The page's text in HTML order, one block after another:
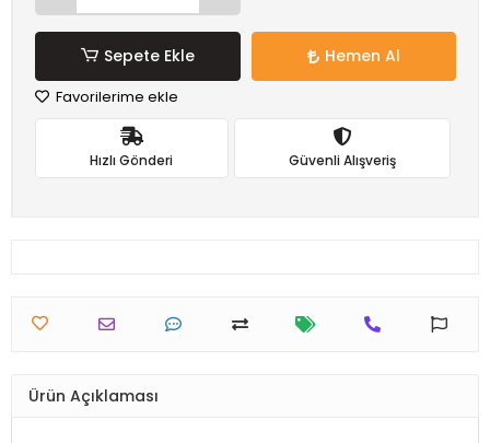
Sepete Ekle Hemen Al
Favorilerime ekle
Hızlı Gönderi Güvenli Alışveriş
Ürün Açıklaması